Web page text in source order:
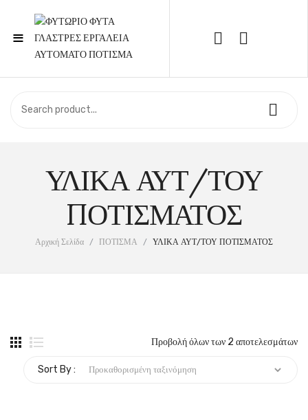
≡
Call Support: 210 6857844
ΣΧΕΤΙΚΆ ΜΕ ΕΜΆΣ
ΥΛΙΚΑ ΑΥΤ/ΤΟΥ
ΠΟΤΙΣΜΑΤΟΣ
Αρχική Σελίδα / ΠΟΤΙΣΜΑ / ΥΛΙΚΑ ΑΥΤ/ΤΟΥ ΠΟΤΙΣΜΑΤΟΣ
Προβολή όλων των 2 αποτελεσμάτων
Sort By :